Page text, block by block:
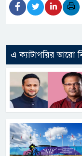
এ ক্যাটাগরির আরো